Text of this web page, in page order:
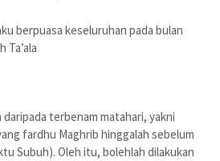
berpuasa keseluruhan pada bulan
Ta’ala
terbenam matahari, yakni
fardhu Maghrib hinggalah sebelum
Subuh). Oleh itu, bolehlah dilakukan